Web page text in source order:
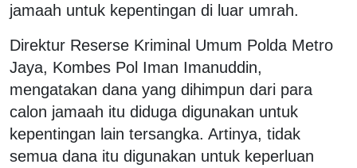
jamaah untuk kepentingan di luar umrah.
Direktur Reserse Kriminal Umum Polda Metro
Jaya, Kombes Pol Iman Imanuddin,
mengatakan dana yang dihimpun dari para
calon jamaah itu diduga digunakan untuk
kepentingan lain tersangka. Artinya, tidak
semua dana itu digunakan untuk keperluan